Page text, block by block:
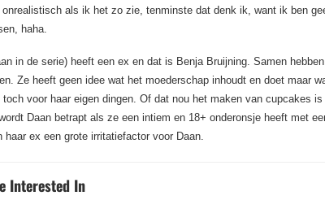
als ik het zo zie, tenminste dat denk ik, want ik ben
haha.
in de serie) heeft een ex en dat is Benja Bruijning. Samen
Ze heeft geen idee wat het moederschap inhoudt en doet maar
voor haar eigen dingen. Of dat nou het maken van cupcakes
Daan betrapt als ze een intiem en 18+ onderonsje heeft met
haar ex een grote irritatiefactor voor Daan.
Interested In